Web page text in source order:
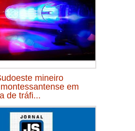
mineiro
em
de tráfi...